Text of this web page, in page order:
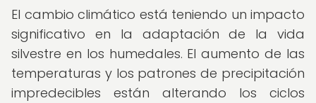
El cambio climático está teniendo un impacto
significativo en la adaptación de la vida
silvestre en los humedales. El aumento de las
temperaturas y los patrones de precipitación
impredecibles están alterando los ciclos